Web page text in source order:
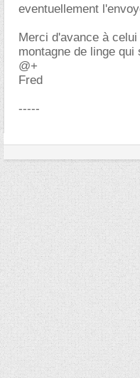
eventuellement
Merci d'avance à
montagne de linge qui
@+
Fred
-----